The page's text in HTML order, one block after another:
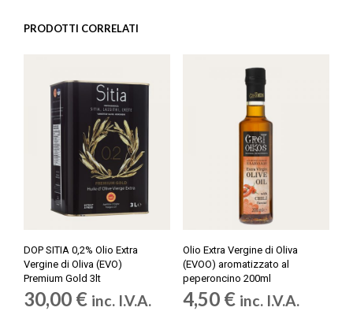
PRODOTTI CORRELATI
DOP SITIA 0,2% Olio Extra
Vergine di Oliva (EVO)
Premium Gold 3lt
30,00 € inc. I.V.A.
Olio Extra Vergine di Oliva
(EVOO) aromatizzato al
peperoncino 200ml
4,50 € inc. I.V.A.